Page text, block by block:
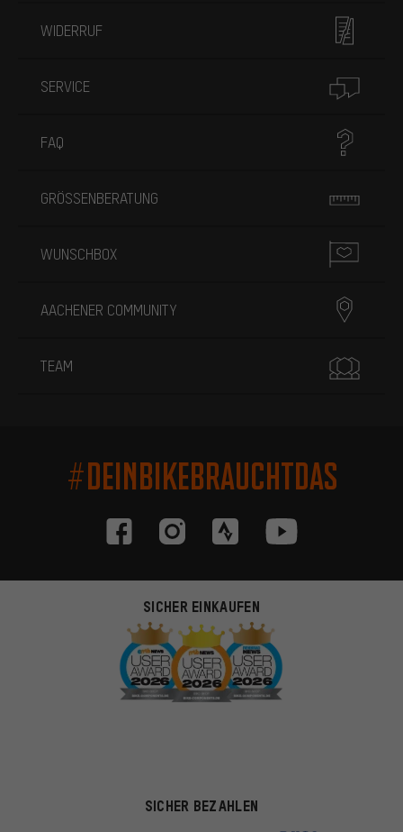
WIDERRUF
SERVICE
FAQ
GRÖSSENBERATUNG
WUNSCHBOX
AACHENER COMMUNITY
TEAM
#DEINBIKEBRAUCHTDAS
SICHER EINKAUFEN
SICHER BEZAHLEN